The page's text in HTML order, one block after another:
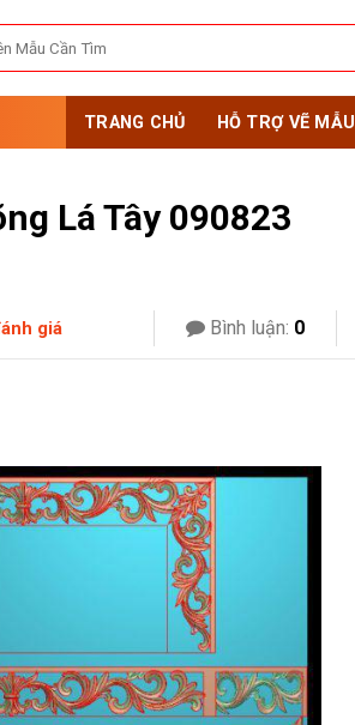
TRANG CHỦ HỖ TRỢ VẼ MẪU
Lá Tây 090823
giá Bình luận: 0